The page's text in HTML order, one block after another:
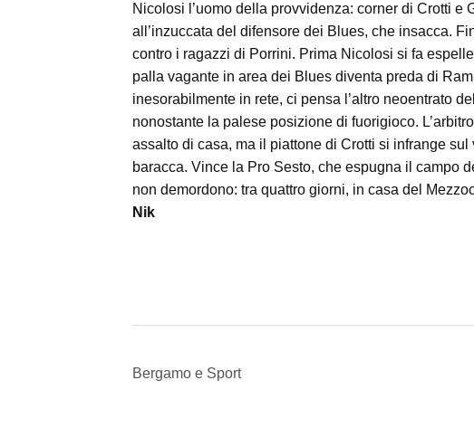
Nicolosi l’uomo della provvidenza: corner di Crotti e
all’inzuccata del difensore dei Blues, che insacca.
contro i ragazzi di Porrini. Prima Nicolosi si fa
palla vagante in area dei Blues diventa preda di
inesorabilmente in rete, ci pensa l’altro neoentrato
nonostante la palese posizione di fuorigioco.
assalto di casa, ma il piattone di Crotti si infrange
baracca. Vince la Pro Sesto, che espugna il campo
non demordono: tra quattro giorni, in casa del
Nik
Bergamo e Sport